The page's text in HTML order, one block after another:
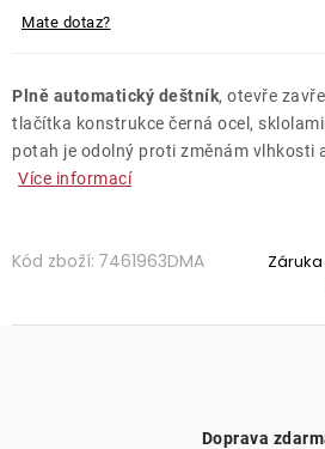
Mate dotaz?
Plně automatický deštník, otevře
tlačítka konstrukce černá ocel,
potah je odolný proti změnám vlhkosti
Více informací
Kód zboží: 7461963DMA Záruka
Doprava